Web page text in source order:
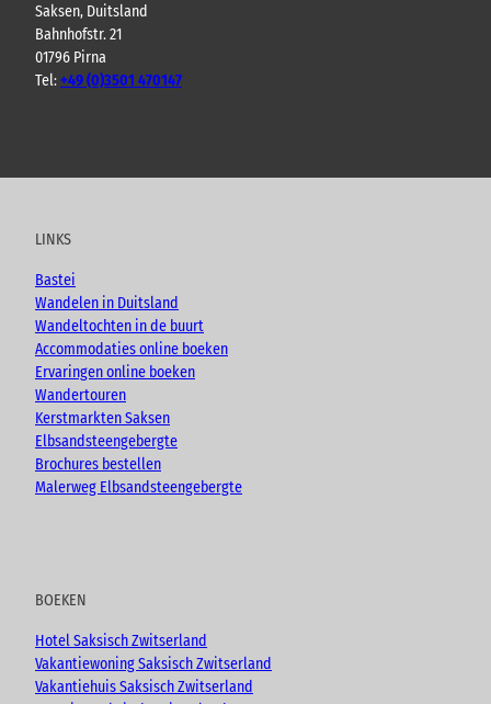
Saksen, Duitsland
Bahnhofstr. 21
01796 Pirna
Tel:+49 (0)3501 470147
u
e
c
o
k
s
a
m
o
LINKS
Bastei
Wandelen in Duitsland
Wandeltochten in de buurt
Accommodaties online boeken
Ervaringen online boeken
Wandertouren
Kerstmarkten Saksen
Elbsandsteengebergte
Brochures bestellen
Malerweg Elbsandsteengebergte
BOEKEN
Hotel Saksisch Zwitserland
Vakantiewoning Saksisch Zwitserland
Vakantiehuis Saksisch Zwitserland